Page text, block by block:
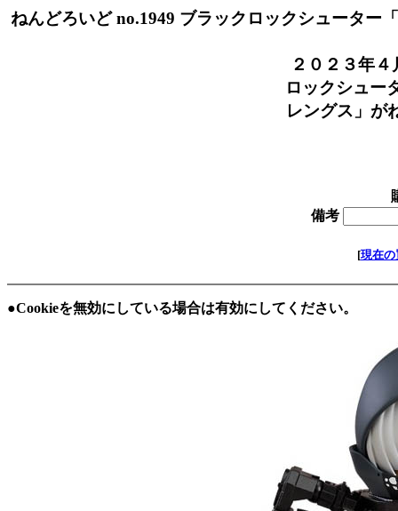
ねんどろいど no.1949 ブラックロックシューター
２０２３年４
ロックシュータ
レングス」がね
備考
[現在の
●Cookieを無効にしている場合は有効にしてください。